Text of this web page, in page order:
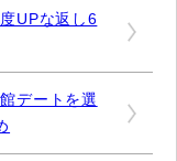
UPな返し6
デートを選